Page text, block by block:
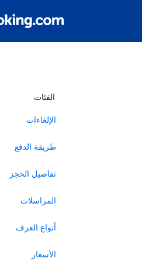
الفئات
الإلغاءات
طريقة الدفع
تفاصيل الحجز
المراسلات
أنواع الغرف
الأسعار